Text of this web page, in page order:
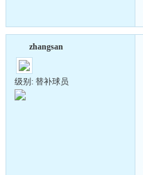
zhangsan
级别: 替补球员